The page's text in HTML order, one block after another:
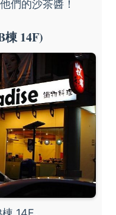
們的沙茶醬！
棟 14F)